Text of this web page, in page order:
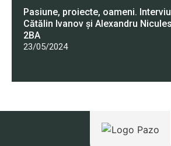
Pasiune, proiecte, oameni.
Cătălin Ivanov și Alexandru
2BA
23/05/2024